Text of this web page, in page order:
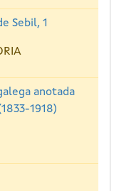
Sebil, 1
anotada
1918)